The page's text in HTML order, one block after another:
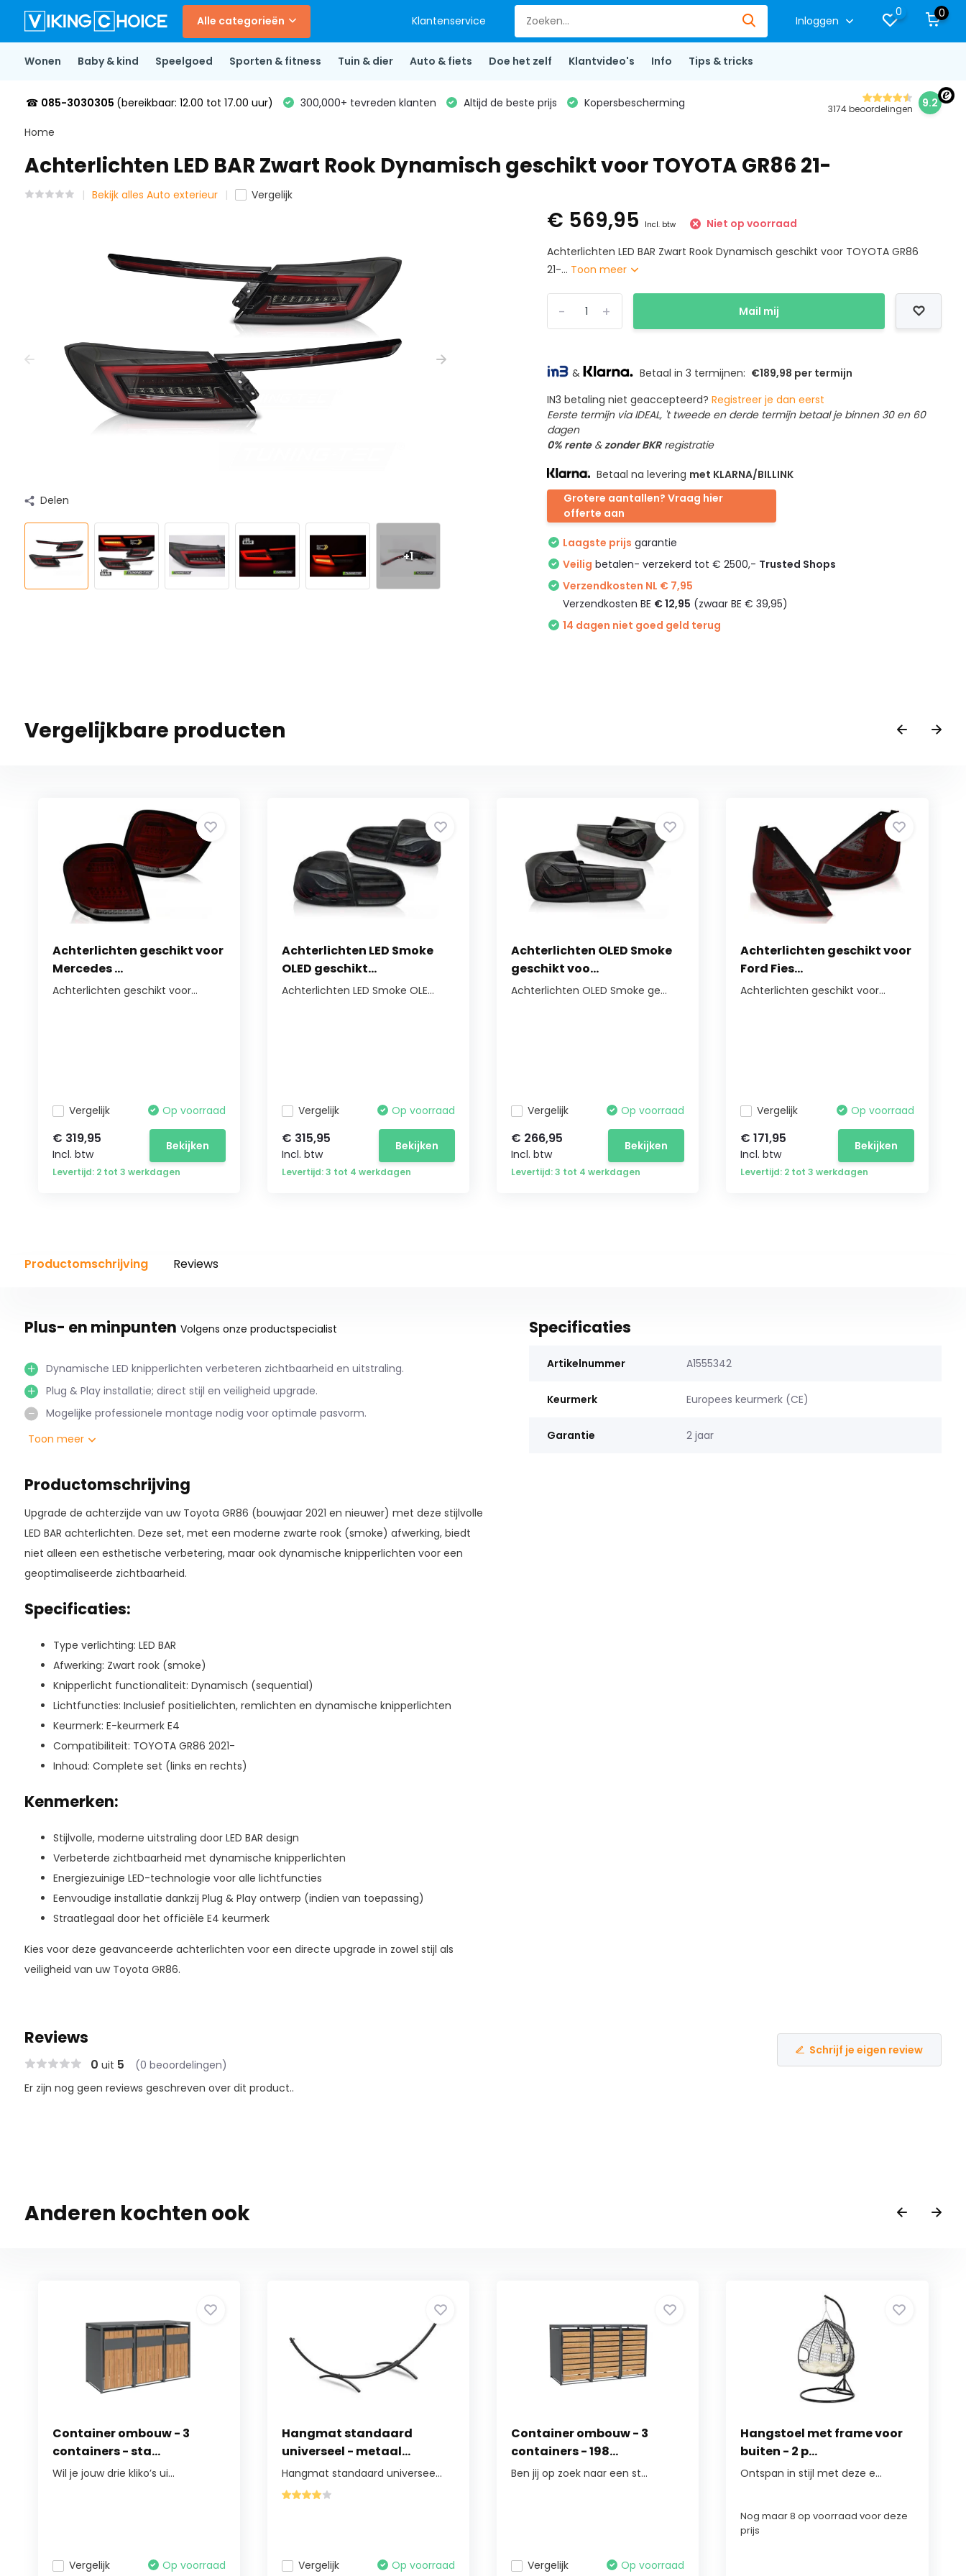
Alle categorieën Klantenservice Inloggen
0 0
Wonen Baby & kind Speelgoed Sporten & fitness Tuin & dier Auto & fiets Doe het zelf Klantvideo's Info Tips & tricks
☎ 085-3030305 (bereikbaar: 12.00 tot 17.00 uur) 300,000+ tevreden klanten Altijd de beste prijs Kopersbescherming 3174 beoordelingen 9.2
Home
Achterlichten LED BAR Zwart Rook Dynamisch geschikt voor TOYOTA GR86 21-
Bekijk alles Auto exterieur Vergelijk
Delen
+1
€ 569,95 Incl. btw
Niet op voorraad
Achterlichten LED BAR Zwart Rook Dynamisch geschikt voor TOYOTA GR86
21-... Toon meer
+
- Mail mij
& Betaal in 3 termijnen: €189,98 per termijn
IN3 betaling niet geaccepteerd?Registreer je dan eerst
Eerste termijn via IDEAL, 't tweede en derde termijn betaal je binnen 30 en 60
dagen
0% rente&zonder BKRregistratie
Betaal na levering met KLARNA/BILLINK
Grotere aantallen? Vraag hier
offerte aan
Laagste prijs garantie
Veilig betalen- verzekerd tot € 2500,- Trusted Shops
Verzendkosten NL € 7,95
Verzendkosten BE € 12,95 (zwaar BE € 39,95)
14 dagen niet goed geld terug
Vergelijkbare producten
Achterlichten geschikt voor
Mercedes ...
Achterlichten geschikt voor...
Vergelijk Op voorraad
€ 319,95
Incl. btw
Bekijken
Levertijd: 2 tot 3 werkdagen
Achterlichten LED Smoke
OLED geschikt...
Achterlichten LED Smoke OLE...
Vergelijk Op voorraad
€ 315,95
Incl. btw
Bekijken
Levertijd: 3 tot 4 werkdagen
Achterlichten OLED Smoke
geschikt voo...
Achterlichten OLED Smoke ge...
Vergelijk Op voorraad
€ 266,95
Incl. btw
Bekijken
Levertijd: 3 tot 4 werkdagen
Achterlichten geschikt voor
Ford Fies...
Achterlichten geschikt voor...
Vergelijk Op voorraad
€ 171,95
Incl. btw
Bekijken
Levertijd: 2 tot 3 werkdagen
Productomschrijving Reviews
Plus- en minpunten Volgens onze productspecialist
Dynamische LED knipperlichten verbeteren zichtbaarheid en uitstraling.
Plug & Play installatie; direct stijl en veiligheid upgrade.
Mogelijke professionele montage nodig voor optimale pasvorm.
Toon meer
Productomschrijving
Upgrade de achterzijde van uw Toyota GR86 (bouwjaar 2021 en nieuwer) met deze stijlvolle
LED BAR achterlichten. Deze set, met een moderne zwarte rook (smoke) afwerking, biedt
niet alleen een esthetische verbetering, maar ook dynamische knipperlichten voor een
geoptimaliseerde zichtbaarheid.
Specificaties:
Type verlichting: LED BAR
Afwerking: Zwart rook (smoke)
Knipperlicht functionaliteit: Dynamisch (sequential)
Lichtfuncties: Inclusief positielichten, remlichten en dynamische knipperlichten
Keurmerk: E-keurmerk E4
Compatibiliteit: TOYOTA GR86 2021-
Inhoud: Complete set (links en rechts)
Kenmerken:
Stijlvolle, moderne uitstraling door LED BAR design
Verbeterde zichtbaarheid met dynamische knipperlichten
Energiezuinige LED-technologie voor alle lichtfuncties
Eenvoudige installatie dankzij Plug & Play ontwerp (indien van toepassing)
Straatlegaal door het officiële E4 keurmerk
Kies voor deze geavanceerde achterlichten voor een directe upgrade in zowel stijl als
veiligheid van uw Toyota GR86.
Specificaties
Artikelnummer A1555342
Keurmerk Europees keurmerk (CE)
Garantie 2 jaar
Reviews
0 uit 5 (0 beoordelingen)
Schrijf je eigen review
Er zijn nog geen reviews geschreven over dit product..
Anderen kochten ook
Container ombouw - 3
containers - sta...
Wil je jouw drie kliko’s ui...
Vergelijk Op voorraad
Hangmat standaard
universeel - metaal...
Hangmat standaard universee...
Vergelijk Op voorraad
Container ombouw - 3
containers - 198...
Ben jij op zoek naar een st...
Vergelijk Op voorraad
Hangstoel met frame voor
buiten - 2 p...
Ontspan in stijl met deze e...
Nog maar 8 op voorraad voor deze
prijs